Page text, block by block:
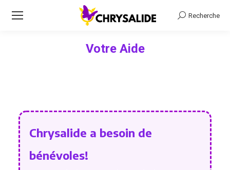
Recherche
Recherche
Votre Aide
Chrysalide a besoin de
bénévoles!